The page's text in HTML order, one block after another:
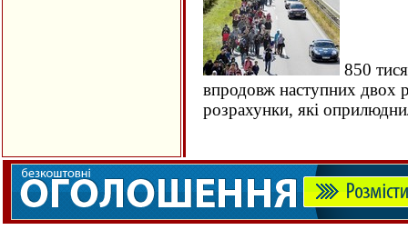
850
впродовж наступних двох
розрахунки, які